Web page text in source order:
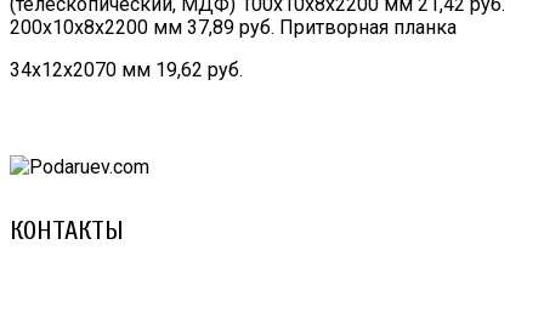
200х10х8х2200 мм 37,89 руб. Притворная планка
34х12х2070 мм 19,62 руб.
КОНТАКТЫ